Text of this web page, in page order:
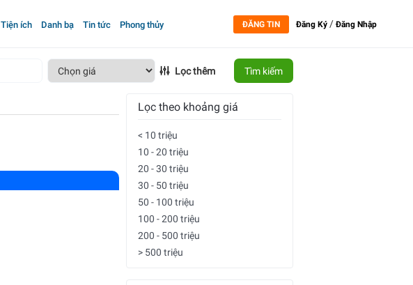
Tiện ích Danh bạ Tin tức Phong thủy ĐĂNG TIN Đăng Ký /Đăng Nhập
Lọc thêm Tìm kiếm
Lọc theo khoảng giá
< 10 triệu
10 - 20 triệu
20 - 30 triệu
30 - 50 triệu
50 - 100 triệu
100 - 200 triệu
200 - 500 triệu
> 500 triệu